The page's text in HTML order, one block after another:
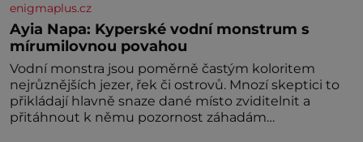
enigmaplus.cz
Ayia Napa: Kyperské vodní monstrum s
mírumilovnou povahou
Vodní monstra jsou poměrně častým koloritem
nejrůznějších jezer, řek či ostrovů. Mnozí skeptici to
přikládají hlavně snaze dané místo zviditelnit a
přitáhnout k němu pozornost záhadám